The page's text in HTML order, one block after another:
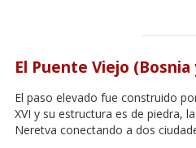
El Puente Viejo
El paso elevado fue construido
XVI y su estructura es de piedra,
Neretva conectando a dos